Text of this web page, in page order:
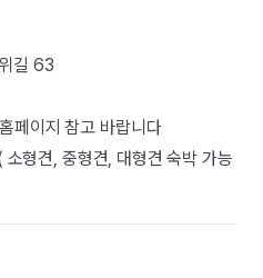
길 63
페이지 참고 바랍니다
형견, 중형견, 대형견 숙박 가능